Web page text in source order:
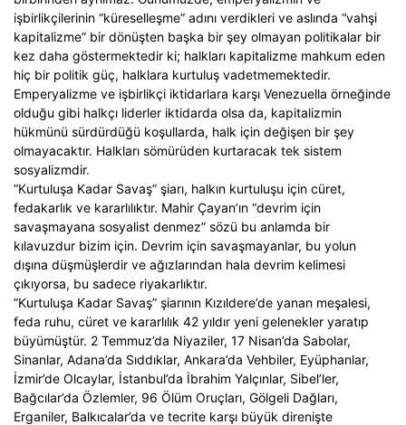
işbirlikçilerinin “küreselleşme” adını verdikleri ve aslında “vahşi
kapitalizme” bir dönüşten başka bir şey olmayan politikalar bir
kez daha göstermektedir ki; halkları kapitalizme mahkum eden
hiç bir politik güç, halklara kurtuluş vadetmemektedir.
Emperyalizme ve işbirlikçi iktidarlara karşı Venezuella örneğinde
olduğu gibi halkçı liderler iktidarda olsa da, kapitalizmin
hükmünü sürdürdüğü koşullarda, halk için değişen bir şey
olmayacaktır. Halkları sömürüden kurtaracak tek sistem
sosyalizmdir.
“Kurtuluşa Kadar Savaş” şiarı, halkın kurtuluşu için cüret,
fedakarlık ve kararlılıktır. Mahir Çayan’ın “devrim için
savaşmayana sosyalist denmez” sözü bu anlamda bir
kılavuzdur bizim için. Devrim için savaşmayanlar, bu yolun
dışına düşmüşlerdir ve ağızlarından hala devrim kelimesi
çıkıyorsa, bu sadece riyakarlıktır.
“Kurtuluşa Kadar Savaş” şiarının Kızıldere’de yanan meşalesi,
feda ruhu, cüret ve kararlılık 42 yıldır yeni gelenekler yaratıp
büyümüştür. 2 Temmuz’da Niyaziler, 17 Nisan’da Sabolar,
Sinanlar, Adana’da Sıddıklar, Ankara’da Vehbiler, Eyüphanlar,
İzmir’de Olcaylar, İstanbul’da İbrahim Yalçınlar, Sibel’ler,
Bağcılar’da Özlemler, 96 Ölüm Oruçları, Gölgeli Dağları,
Erganiler, Balkıcalar’da ve tecrite karşı büyük direnişte